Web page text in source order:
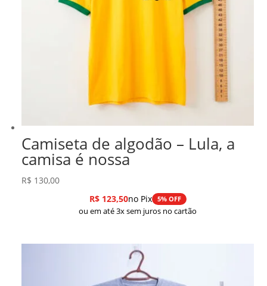
Camiseta de algodão – Lula, a
camisa é nossa
R$ 130,00
R$123,50no Pix 5% OFF
ou em até 3x sem juros no cartão